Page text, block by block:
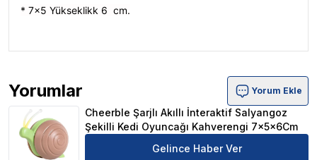
* 7x5 Yükseklikk 6 cm.
Yorumlar
Cheerble Şarjlı Akıllı İnteraktif Salyangoz Şekilli Kedi
Yorum Ekle
Cheerble Şarjlı Akıllı İnteraktif Salyangoz
Şekilli Kedi Oyuncağı Kahverengi 7x5x6Cm
Gelince Haber Ver